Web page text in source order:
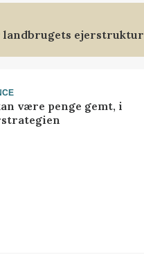
ejerstruktur
være penge gemt, i